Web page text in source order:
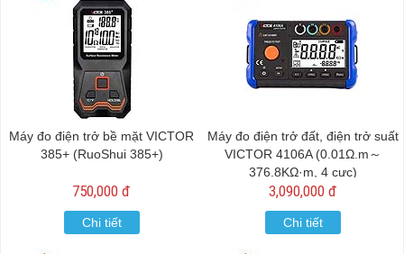
Máy đo điện trở bề mặt VICTOR
385+ (RuoShui 385+)
750,000 đ
Chi tiết
Máy đo điện trở đất, điện trở suất
VICTOR 4106A (0.01Ω.m～
376.8KΩ·m, 4 cực)
3,090,000 đ
Chi tiết